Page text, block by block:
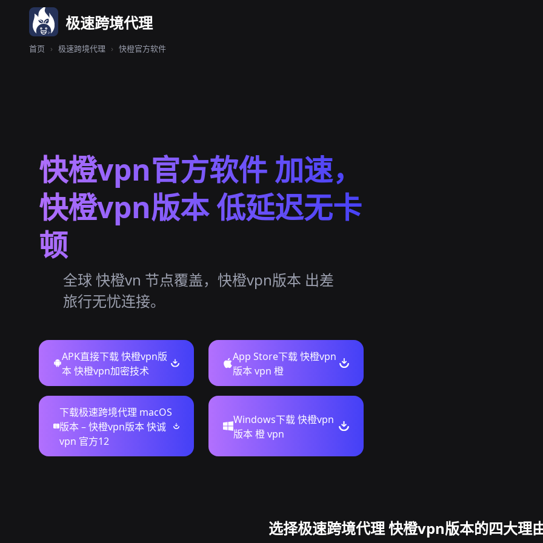
极速跨境代理
首页 › 极速跨境代理 › 快橙官方软件
快橙vpn官方软件 加速，
快橙vpn版本 低延迟无卡
顿
全球 快橙vn 节点覆盖，快橙vpn版本 出差
旅行无忧连接。
APK直接下载 快橙vpn版
本 快橙vpn加密技术
App Store下载 快橙vpn
版本 vpn 橙
下载极速跨境代理 macOS
版本 – 快橙vpn版本 快诚
vpn 官方12
Windows下载 快橙vpn
版本 橙 vpn
选择极速跨境代理 快橙vpn版本的四大理